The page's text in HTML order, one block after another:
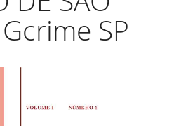
SP